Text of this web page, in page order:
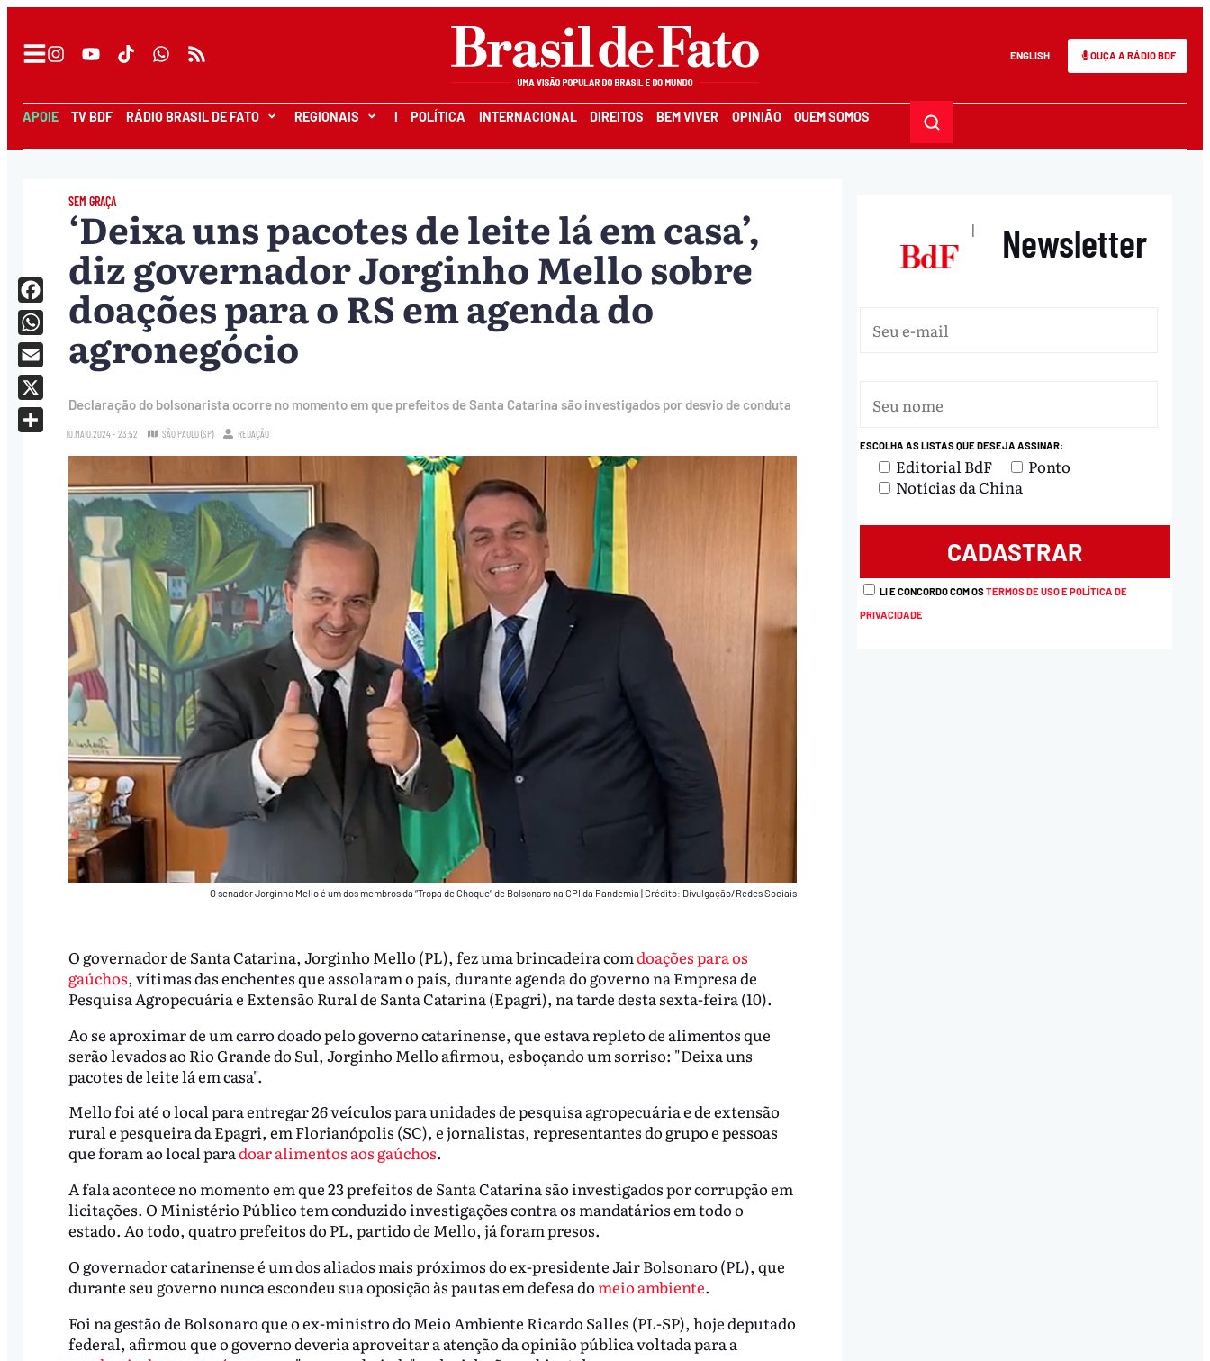
ENGLISH OUÇA A RÁDIO BDF
APOIE TV BDF RÁDIO BRASIL DE FATO REGIONAIS I POLÍTICA INTERNACIONAL DIREITOS BEM VIVER OPINIÃO QUEM SOMOS
SEM GRAÇA
‘Deixa uns pacotes de leite lá em casa’,
diz governador Jorginho Mello sobre
doações para o RS em agenda do
agronegócio
Declaração do bolsonarista ocorre no momento em que prefeitos de Santa Catarina são investigados por desvio de conduta
10.MAIO.2024 - 23:52 SÃO PAULO (SP) REDAÇÃO
O senador Jorginho Mello é um dos membros da “Tropa de Choque” de Bolsonaro na CPI da Pandemia Crédito: Divulgação/Redes Sociais
O governador de Santa Catarina, Jorginho Mello (PL), fez uma brincadeira comdoações para os
gaúchos, vítimas das enchentes que assolaram o país, durante agenda do governo na Empresa de
Pesquisa Agropecuária e Extensão Rural de Santa Catarina (Epagri), na tarde desta sexta-feira (10).
Ao se aproximar de um carro doado pelo governo catarinense, que estava repleto de alimentos que
serão levados ao Rio Grande do Sul, Jorginho Mello afirmou, esboçando um sorriso: "Deixa uns
pacotes de leite lá em casa".
Mello foi até o local para entregar 26 veículos para unidades de pesquisa agropecuária e de extensão
rural e pesqueira da Epagri, em Florianópolis (SC), e jornalistas, representantes do grupo e pessoas
que foram ao local paradoar alimentos aos gaúchos.
A fala acontece no momento em que 23 prefeitos de Santa Catarina são investigados por corrupção em
licitações. O Ministério Público tem conduzido investigações contra os mandatários em todo o
estado. Ao todo, quatro prefeitos do PL, partido de Mello, já foram presos.
O governador catarinense é um dos aliados mais próximos do ex-presidente Jair Bolsonaro (PL), que
durante seu governo nunca escondeu sua oposição às pautas em defesa do meio ambiente.
Foi na gestão de Bolsonaro que o ex-ministro do Meio Ambiente Ricardo Salles (PL-SP), hoje deputado
federal, afirmou que o governo deveria aproveitar a atenção da opinião pública voltada para a
Facebook
WhatsApp
Email
X
| Newsletter
ESCOLHA AS LISTAS QUE DESEJA ASSINAR:
Editorial BdF
Ponto
Notícias da China
LI E CONCORDO COM OSTERMOS DE USO E POLÍTICA DE
PRIVACIDADE